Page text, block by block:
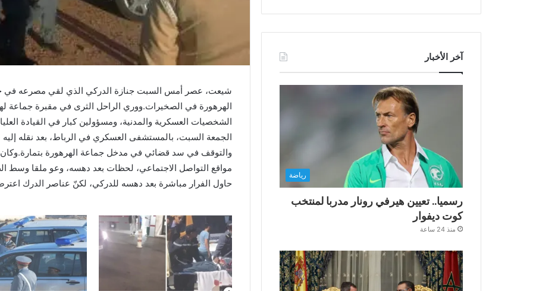
شيعت، عصر أمس السبت جنازة الدركي الذي لقي مصرعه
الهرهورة في الصخيرات.ووري الراحل الثرى في مقبرة
الشخصيات العسكرية والمدنية، ومسؤولين كبار في القيادة
الجمعة السبت، بالمستشفى العسكري في الرباط، بعد نقله
والتوقف في سد قضائي في مدخل جماعة الهرهورة بتمارة.وكان
مواقع التواصل الاجتماعي، لحظات بعد دهسه، وعو ملقا وسط
حاول الفرار مباشرة بعد دهسه للدركي، لكنّ عناصر الدرك
آخر الأخبار
رياضة
رسميا.. تعيين هيرفي رونار مدربا لمنتخب
كوت ديفوار
منذ 24 ساعة